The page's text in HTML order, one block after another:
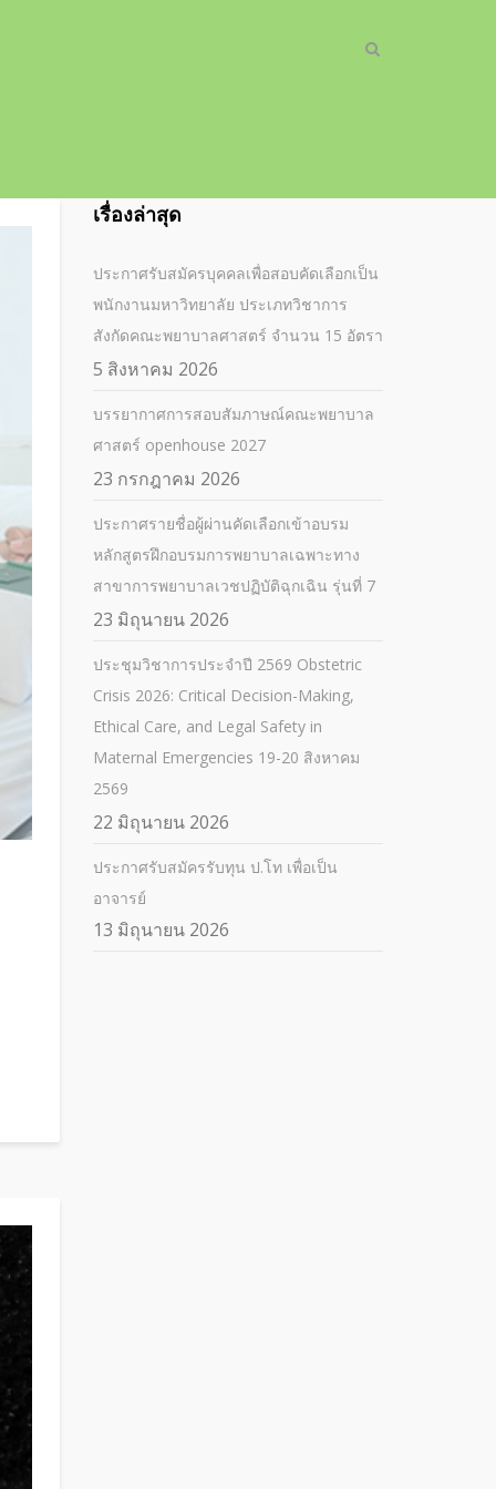
เรื่องล่าสุด
ประกาศรับสมัครบุคคลเพื่อสอบคัดเลือกเป็น
พนักงานมหาวิทยาลัย ประเภทวิชาการ
สังกัดคณะพยาบาลศาสตร์ จำนวน 15 อัตรา
5 สิงหาคม 2026
บรรยากาศการสอบสัมภาษณ์คณะพยาบาล
ศาสตร์ openhouse 2027
23 กรกฎาคม 2026
ประกาศรายชื่อผู้ผ่านคัดเลือกเข้าอบรม
หลักสูตรฝึกอบรมการพยาบาลเฉพาะทาง
สาขาการพยาบาลเวชปฏิบัติฉุกเฉิน รุ่นที่ 7
23 มิถุนายน 2026
ประชุมวิชาการประจำปี 2569 Obstetric
Crisis 2026: Critical Decision-Making,
Ethical Care, and Legal Safety in
Maternal Emergencies 19-20 สิงหาคม
2569
22 มิถุนายน 2026
ประกาศรับสมัครรับทุน ป.โท เพื่อเป็น
อาจารย์
13 มิถุนายน 2026